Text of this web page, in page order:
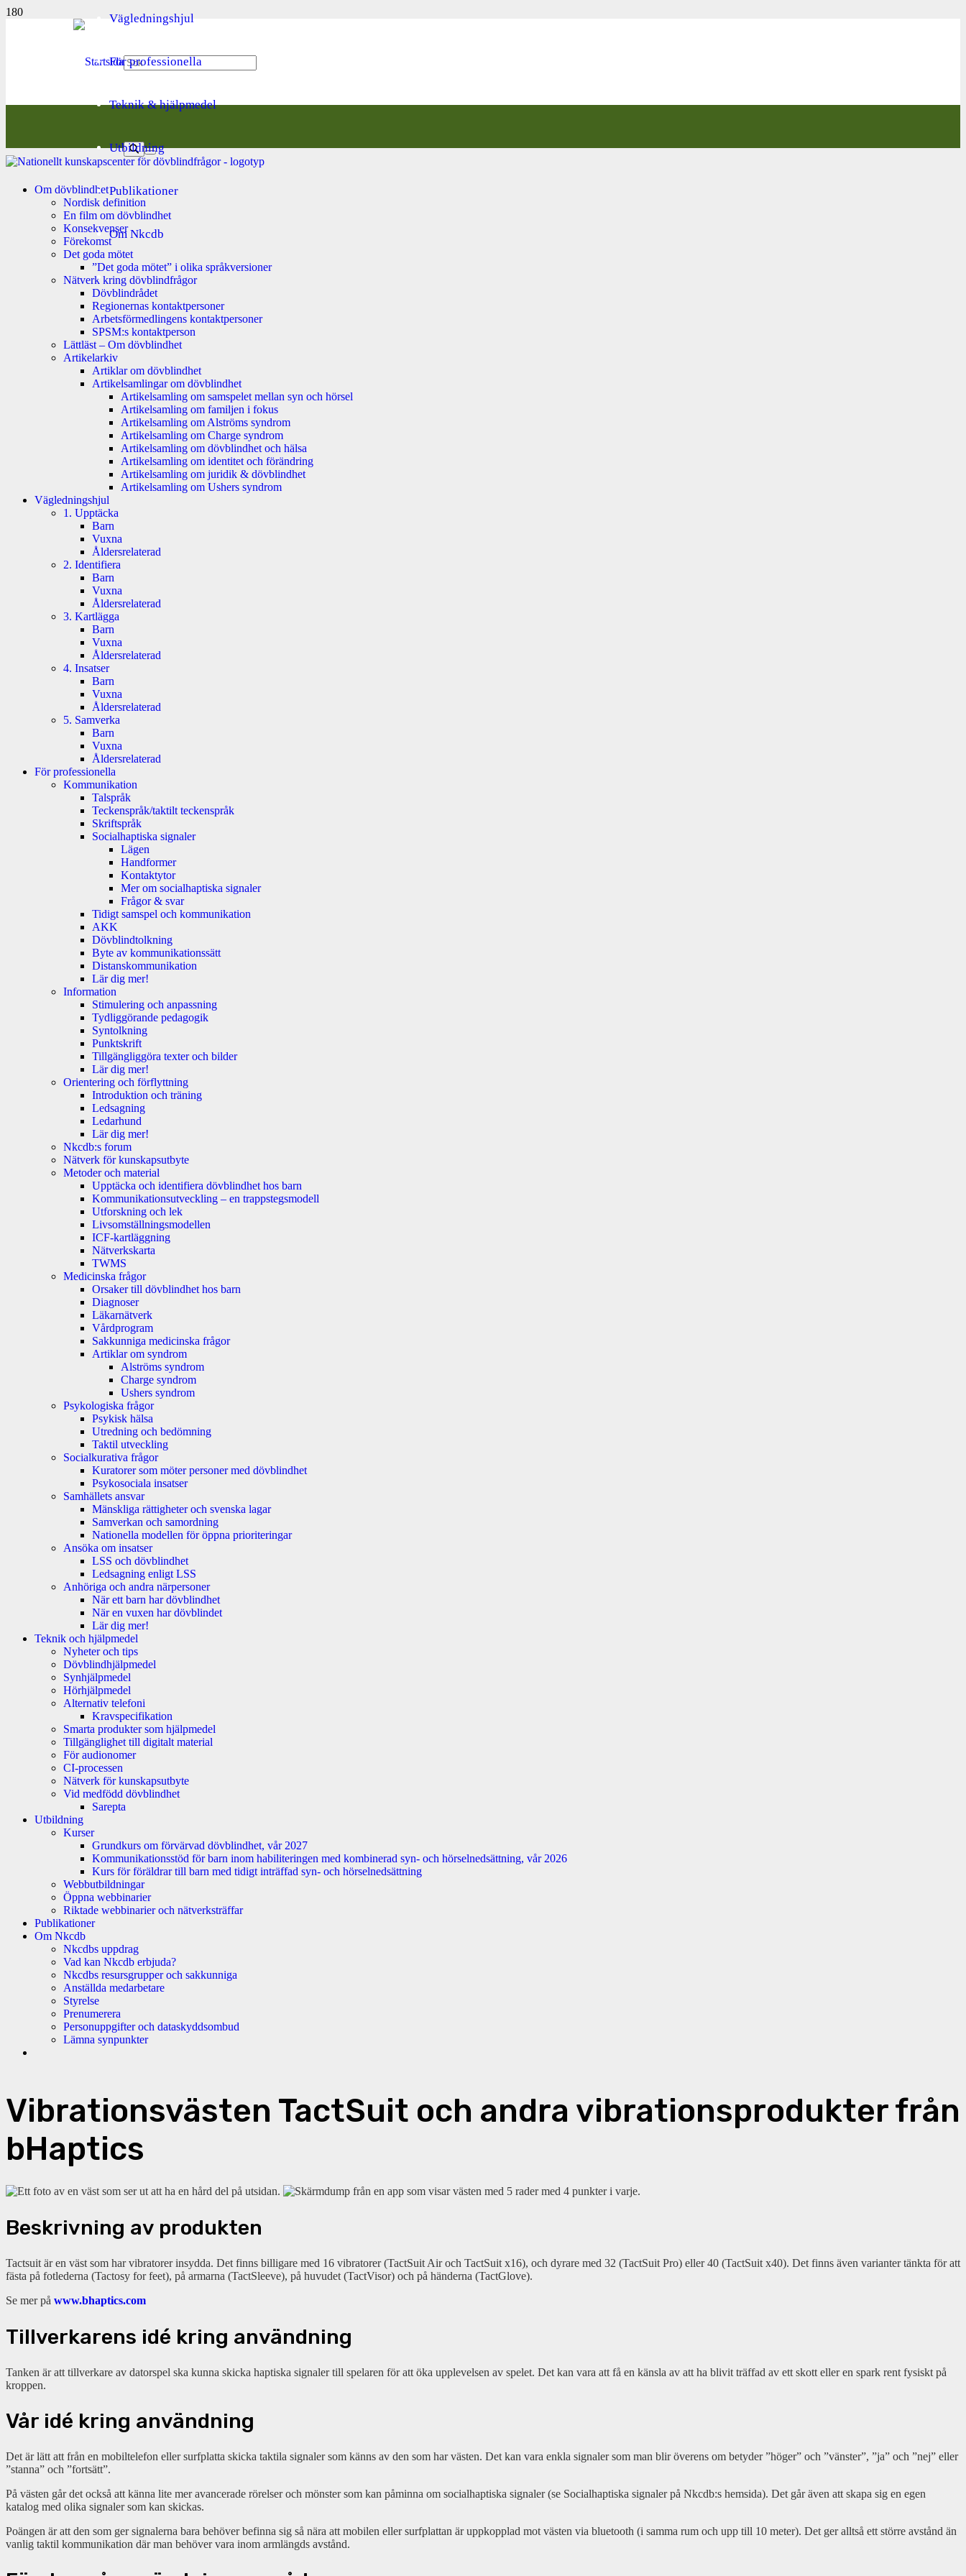
Vägledningshjul
För professionella
Teknik & hjälpmedel
Utbildning
Publikationer
Om Nkcdb
Om dövblindhet
Nordisk definition
En film om dövblindhet
Konsekvenser
Förekomst
Det goda mötet
”Det goda mötet” i olika språkversioner
Nätverk kring dövblindfrågor
Dövblindrådet
Regionernas kontaktpersoner
Arbetsförmedlingens kontaktpersoner
SPSM:s kontaktperson
Lättläst – Om dövblindhet
Artikelarkiv
Artiklar om dövblindhet
Artikelsamlingar om dövblindhet
Artikelsamling om samspelet mellan syn och hörsel
Artikelsamling om familjen i fokus
Artikelsamling om Alströms syndrom
Artikelsamling om Charge syndrom
Artikelsamling om dövblindhet och hälsa
Artikelsamling om identitet och förändring
Artikelsamling om juridik & dövblindhet
Artikelsamling om Ushers syndrom
Vägledningshjul
1. Upptäcka
Barn
Vuxna
Åldersrelaterad
2. Identifiera
Barn
Vuxna
Åldersrelaterad
3. Kartlägga
Barn
Vuxna
Åldersrelaterad
4. Insatser
Barn
Vuxna
Åldersrelaterad
5. Samverka
Barn
Vuxna
Åldersrelaterad
För professionella
Kommunikation
Talspråk
Teckenspråk/taktilt teckenspråk
Skriftspråk
Socialhaptiska signaler
Lägen
Handformer
Kontaktytor
Mer om socialhaptiska signaler
Frågor & svar
Tidigt samspel och kommunikation
AKK
Dövblindtolkning
Byte av kommunikationssätt
Distanskommunikation
Lär dig mer!
Information
Stimulering och anpassning
Tydliggörande pedagogik
Syntolkning
Punktskrift
Tillgängliggöra texter och bilder
Lär dig mer!
Orientering och förflyttning
Introduktion och träning
Ledsagning
Ledarhund
Lär dig mer!
Nkcdb:s forum
Nätverk för kunskapsutbyte
Metoder och material
Upptäcka och identifiera dövblindhet hos barn
Kommunikationsutveckling – en trappstegsmodell
Utforskning och lek
Livsomställningsmodellen
ICF-kartläggning
Nätverkskarta
TWMS
Medicinska frågor
Orsaker till dövblindhet hos barn
Diagnoser
Läkarnätverk
Vårdprogram
Sakkunniga medicinska frågor
Artiklar om syndrom
Alströms syndrom
Charge syndrom
Ushers syndrom
Psykologiska frågor
Psykisk hälsa
Utredning och bedömning
Taktil utveckling
Socialkurativa frågor
Kuratorer som möter personer med dövblindhet
Psykosociala insatser
Samhällets ansvar
Mänskliga rättigheter och svenska lagar
Samverkan och samordning
Nationella modellen för öppna prioriteringar
Ansöka om insatser
LSS och dövblindhet
Ledsagning enligt LSS
Anhöriga och andra närpersoner
När ett barn har dövblindhet
När en vuxen har dövblindet
Lär dig mer!
Teknik och hjälpmedel
Nyheter och tips
Dövblindhjälpmedel
Synhjälpmedel
Hörhjälpmedel
Alternativ telefoni
Kravspecifikation
Smarta produkter som hjälpmedel
Tillgänglighet till digitalt material
För audionomer
CI-processen
Nätverk för kunskapsutbyte
Vid medfödd dövblindhet
Sarepta
Utbildning
Kurser
Grundkurs om förvärvad dövblindhet, vår 2027
Kommunikationsstöd för barn inom habiliteringen med kombinerad syn- och hörselnedsättning, vår 2026
Kurs för föräldrar till barn med tidigt inträffad syn- och hörselnedsättning
Webbutbildningar
Öppna webbinarier
Riktade webbinarier och nätverksträffar
Publikationer
Om Nkcdb
Nkcdbs uppdrag
Vad kan Nkcdb erbjuda?
Nkcdbs resursgrupper och sakkunniga
Anställda medarbetare
Styrelse
Prenumerera
Personuppgifter och dataskyddsombud
Lämna synpunkter
Vibrationsvästen TactSuit och andra vibrationsprodukter från
bHaptics
Beskrivning av produkten
Tactsuit är en väst som har vibratorer insydda. Det finns billigare med 16 vibratorer (TactSuit Air och TactSuit x16), och dyrare med 32 (TactSuit Pro) eller 40 (TactSuit x40). Det finns även varianter tänkta för att
fästa på fotlederna (Tactosy for feet), på armarna (TactSleeve), på huvudet (TactVisor) och på händerna (TactGlove).
Se mer på www.bhaptics.com
Tillverkarens idé kring användning
Tanken är att tillverkare av datorspel ska kunna skicka haptiska signaler till spelaren för att öka upplevelsen av spelet. Det kan vara att få en känsla av att ha blivit träffad av ett skott eller en spark rent fysiskt på
kroppen.
Vår idé kring användning
Det är lätt att från en mobiltelefon eller surfplatta skicka taktila signaler som känns av den som har västen. Det kan vara enkla signaler som man blir överens om betyder ”höger” och ”vänster”, ”ja” och ”nej” eller
”stanna” och ”fortsätt”.
På västen går det också att känna lite mer avancerade rörelser och mönster som kan påminna om socialhaptiska signaler (se Socialhaptiska signaler på Nkcdb:s hemsida). Det går även att skapa sig en egen
katalog med olika signaler som kan skickas.
Poängen är att den som ger signalerna bara behöver befinna sig så nära att mobilen eller surfplattan är uppkopplad mot västen via bluetooth (i samma rum och upp till 10 meter). Det ger alltså ett större avstånd än
vanlig taktil kommunikation där man behöver vara inom armlängds avstånd.